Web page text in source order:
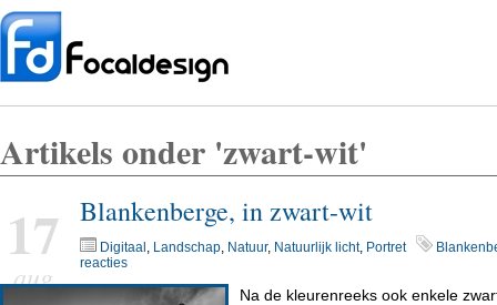
Artikels onder 'zwart-wit'
Blankenberge, in zwart-wit
Digitaal , Landschap, Natuur, Natuurlijk licht, Portret
reacties
17
aug
Na de kleurenreeks ook enkele